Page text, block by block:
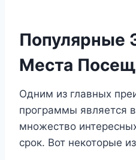
Популярные
Места
Одним из главных
программы является
множество
срок. Вот некоторые